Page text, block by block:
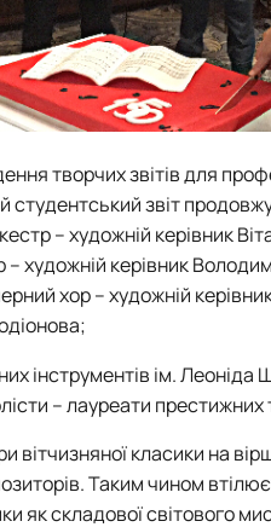
творчих звітів для
студентський звіт
– художній керівник
художній керівник
хор – художній
інструментів ім.
– лауреати престижних
вітчизняної класики на
Таким чином
як складової світового